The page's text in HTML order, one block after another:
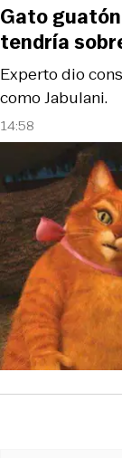
14:58
Experto dio
como Jabulani.
Gato
tendría